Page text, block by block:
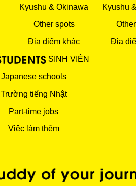
Kyushu & Okinawa
Other spots
Địa điểm khác
Kyushu
Địa
SINH VIÊN
Japanese schools
Trường tiếng Nhật
Part-time jobs
Việc làm thêm